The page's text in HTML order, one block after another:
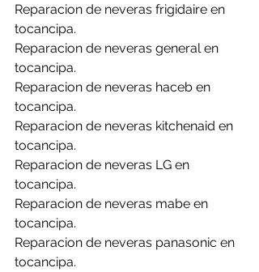
Reparacion de neveras frigidaire en
tocancipa.
Reparacion de neveras general en
tocancipa.
Reparacion de neveras haceb en
tocancipa.
Reparacion de neveras kitchenaid en
tocancipa.
Reparacion de neveras LG en
tocancipa.
Reparacion de neveras mabe en
tocancipa.
Reparacion de neveras panasonic en
tocancipa.